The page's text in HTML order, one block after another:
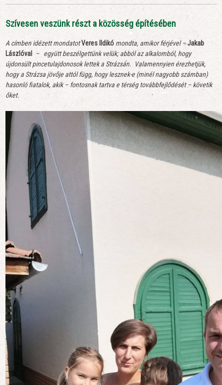
Szívesen veszünk részt a közösség építésében
A címben idézett mondatotVeres Ildikó mondta, amikor férjével –Jakab
Lászlóval
– együtt beszélgettünk velük; abból az alkalomból, hogy
újdonsült pincetulajdonosok lettek a Strázsán. Valamennyien érezhetjük,
hogy a Strázsa jövője attól függ, hogy lesznek-e (minél nagyobb számban)
hasonló fiatalok, akik – fontosnak tartva e térség továbbfejlődését – követik
őket.